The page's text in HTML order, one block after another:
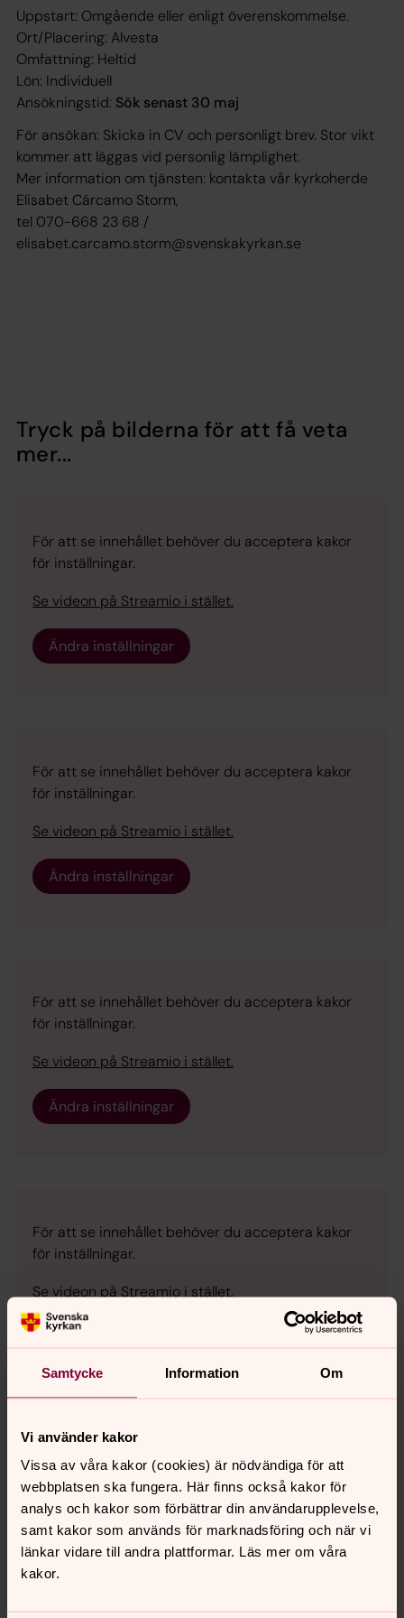
Samtycke Information Om
Vi använder kakor
Vissa av våra kakor (cookies) är nödvändiga för att
webbplatsen ska fungera. Här finns också kakor för
analys och kakor som förbättrar din användarupplevelse,
samt kakor som används för marknadsföring och när vi
länkar vidare till andra plattformar. Läs mer om våra
kakor.
Uppstart: Omgående eller enligt överenskommelse.
Ort/Placering: Alvesta
Omfattning: Heltid
Lön: Individuell
Ansökningstid: Sök senast 30 maj
För ansökan: Skicka in CV och personligt brev. Stor vikt
kommer att läggas vid personlig lämplighet.
Mer information om tjänsten: kontakta vår kyrkoherde
Elisabet Cárcamo Storm,
tel 070-668 23 68 /
elisabet.carcamo.storm@svenskakyrkan.se
Tryck på bilderna för att få veta
mer...
För att se innehållet behöver du acceptera kakor
för inställningar.
Se videon på Streamio i stället.
Ändra inställningar
För att se innehållet behöver du acceptera kakor
för inställningar.
Se videon på Streamio i stället.
Ändra inställningar
För att se innehållet behöver du acceptera kakor
för inställningar.
Se videon på Streamio i stället.
Ändra inställningar
För att se innehållet behöver du acceptera kakor
för inställningar.
Se videon på Streamio i stället.
Ändra inställningar
För att se innehållet behöver du acceptera kakor
för inställningar.
Se videon på Streamio i stället.
Ändra inställningar